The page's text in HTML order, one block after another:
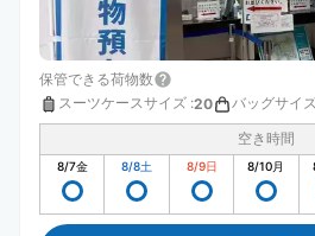
保管できる荷物数
スーツケースサイズ :20 バッグサイ
空き時間
8/7金 8/8土 8/9日 8/10月